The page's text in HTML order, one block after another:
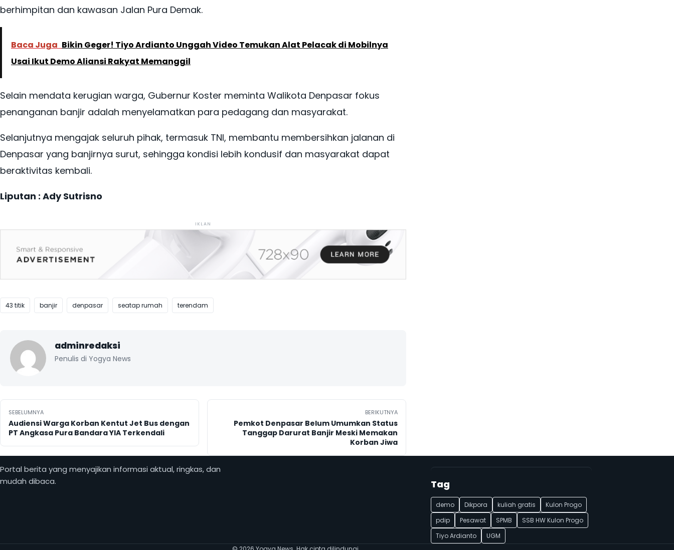
berhimpitan dan kawasan Jalan Pura Demak.
Baca Juga Bikin Geger! Tiyo Ardianto Unggah Video Temukan Alat Pelacak di Mobilnya
Usai Ikut Demo Aliansi Rakyat Memanggil
Selain mendata kerugian warga, Gubernur Koster meminta Walikota Denpasar fokus
penanganan banjir adalah menyelamatkan para pedagang dan masyarakat.
Selanjutnya mengajak seluruh pihak, termasuk TNI, membantu membersihkan jalanan di
Denpasar yang banjirnya surut, sehingga kondisi lebih kondusif dan masyarakat dapat
beraktivitas kembali.
Liputan : Ady Sutrisno
IKLAN
43 titik banjir denpasar seatap rumah terendam
adminredaksi
Penulis di Yogya News
Navigasi pos
SEBELUMNYA
Audiensi Warga Korban Kentut Jet Bus dengan
PT Angkasa Pura Bandara YIA Terkendali
BERIKUTNYA
Pemkot Denpasar Belum Umumkan Status
Tanggap Darurat Banjir Meski Memakan
Korban Jiwa
Portal berita yang menyajikan informasi aktual, ringkas, dan
mudah dibaca.
Tag
demo Dikpora kuliah gratis
Kulon Progo
pdip
Pesawat SPMB
SSB HW Kulon Progo
Tiyo Ardianto
UGM